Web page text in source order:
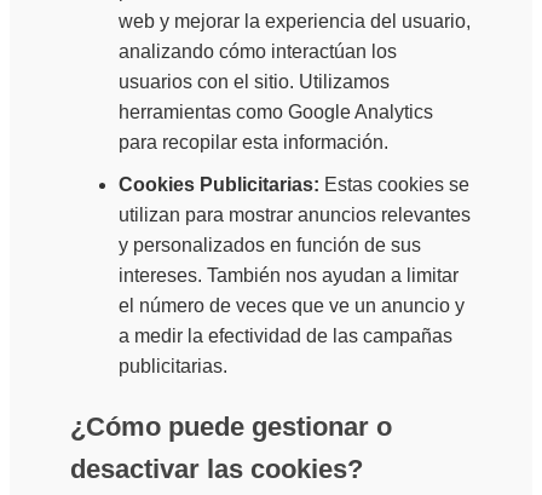
web y mejorar la experiencia del usuario,
analizando cómo interactúan los
usuarios con el sitio. Utilizamos
herramientas como Google Analytics
para recopilar esta información.
Cookies Publicitarias: Estas cookies se
utilizan para mostrar anuncios relevantes
y personalizados en función de sus
intereses. También nos ayudan a limitar
el número de veces que ve un anuncio y
a medir la efectividad de las campañas
publicitarias.
¿Cómo puede gestionar o
desactivar las cookies?